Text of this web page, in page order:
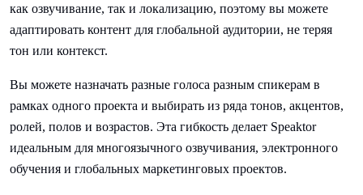
как озвучивание, так и локализацию, поэтому вы можете
адаптировать контент для глобальной аудитории, не теряя
тон или контекст.
Вы можете назначать разные голоса разным спикерам в
рамках одного проекта и выбирать из ряда тонов, акцентов,
ролей, полов и возрастов. Эта гибкость делает Speaktor
идеальным для многоязычного озвучивания, электронного
обучения и глобальных маркетинговых проектов.